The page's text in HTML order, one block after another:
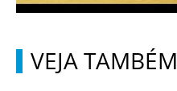
VEJA TAMBÉM